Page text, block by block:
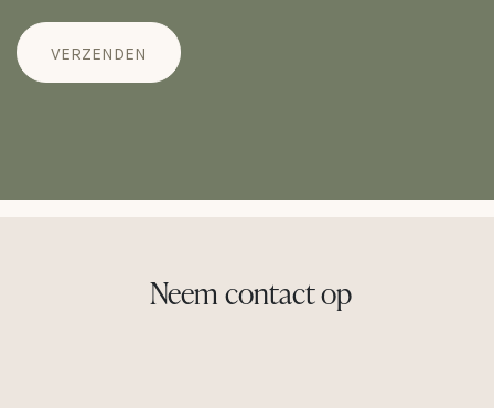
VERZENDEN
Neem contact op